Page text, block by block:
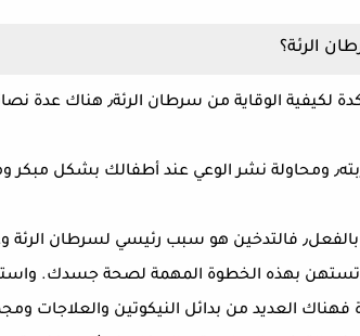
الرئة؟
بالرغم من عدم وجود طريقة مؤكدة
- الإبتعاد عن التدخين وعدم تجربته٫ ومحاولة نشر الوعي عند
- ترك التدخين اذا ما كنت مدخناً بالفعل٫ فالتدخين هو سبب
تستهن بهذه الخطوة المهمة لصحة جسدك.
العديد من بدائل النيكوتين والعلاجات